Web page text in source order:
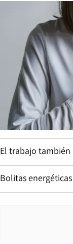
El trabajo
Bolitas